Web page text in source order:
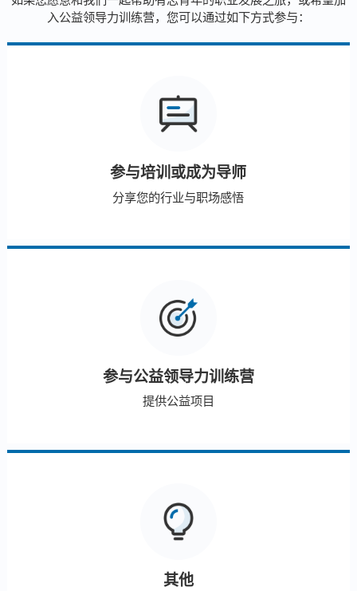
入公益领导力训练营，您可以通过如下方式参与：
参与培训或成为导师
分享您的行业与职场感悟
参与公益领导力训练营
提供公益项目
其他